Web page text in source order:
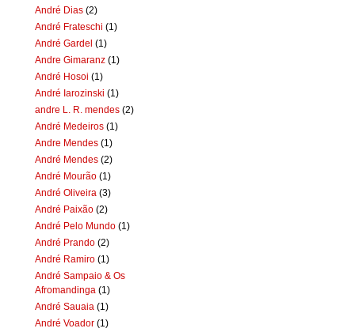
André Dias (2)
André Frateschi (1)
André Gardel (1)
Andre Gimaranz (1)
André Hosoi (1)
André Iarozinski (1)
andre L. R. mendes (2)
André Medeiros (1)
Andre Mendes (1)
André Mendes (2)
André Mourão (1)
André Oliveira (3)
André Paixão (2)
André Pelo Mundo (1)
André Prando (2)
André Ramiro (1)
André Sampaio & Os
Afromandinga (1)
André Sauaia (1)
André Voador (1)